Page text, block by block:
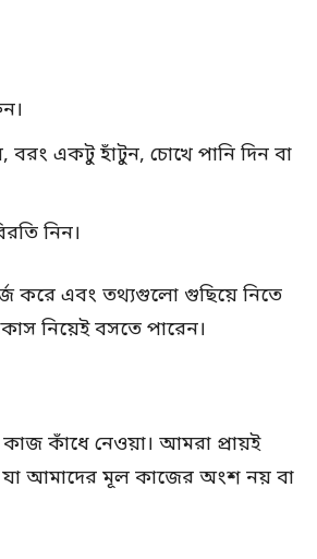
বরং একটু হাঁটুন, চোখে পানি দিন বা
নিন।
করে এবং তথ্যগুলো গুছিয়ে নিতে
নিয়েই বসতে পারেন।
কাঁধে নেওয়া। আমরা প্রায়ই
যা আমাদের মূল কাজের অংশ নয় বা